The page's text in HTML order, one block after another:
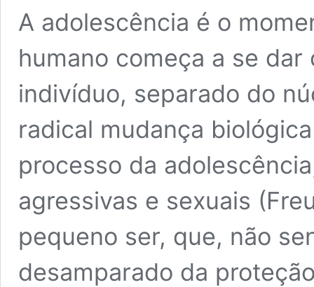
A adolescência é o
humano começa a se
indivíduo, separado do
radical mudança
processo da
agressivas e sexuais
pequeno ser, que, não
desamparado da